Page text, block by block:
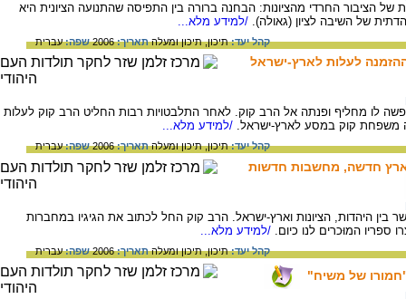
הציבור החרדי מהציונות: הבחנה ברורה בין התפיסה שהתנועה הציונית היא
של השיבה לציון (גאולה). /למידע מלא...
קהל יעד:תיכון,תיכון ומעלהתאריך:2006 שפה:עברית
לעלות לארץ-ישראל
יפו חיפשה לו מחליף ופנתה אל הרב קוק. לאחר התלבטויות רבות החליט הרב קוק לעלות
/למידע מלא...
קהל יעד:תיכון,תיכון ומעלהתאריך:2006 שפה:עברית
חדשה, מחשבות חדשות
בין היהדות, הציונות וארץ-ישראל. הרב קוק החל לכתוב את הגיגיו במחברות
ספריו המוּכרים לנו כיום. /למידע מלא...
קהל יעד:תיכון,תיכון ומעלהתאריך:2006 שפה:עברית
של משיח"